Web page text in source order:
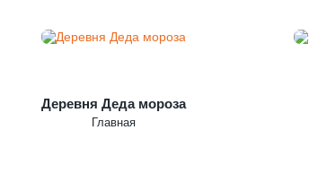
Деревня Деда мороза
Главная